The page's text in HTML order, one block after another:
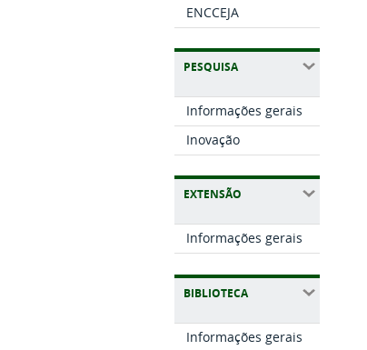
ENCCEJA
PESQUISA
Informações gerais
Inovação
EXTENSÃO
Informações gerais
BIBLIOTECA
Informações gerais